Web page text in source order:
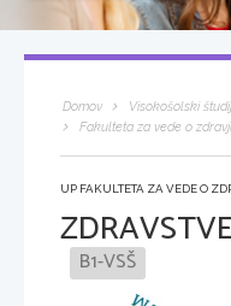
Domov Visokošolski študij
Fakulteta za vede o
UP FAKULTETA ZA VEDE O
B1-VSŠ